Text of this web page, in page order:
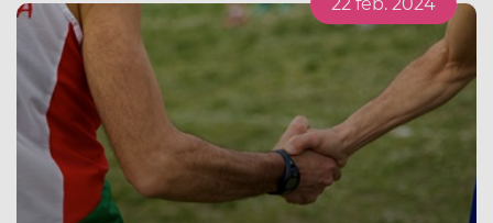
22 feb. 2024